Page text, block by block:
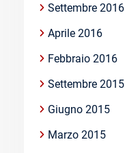
Settembre 2016
Aprile 2016
Febbraio 2016
Settembre 2015
Giugno 2015
Marzo 2015